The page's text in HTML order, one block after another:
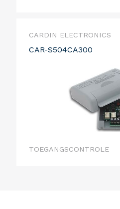
CARDIN ELECTRONICS
CAR-S504CA300
TOEGANGSCONTROLE